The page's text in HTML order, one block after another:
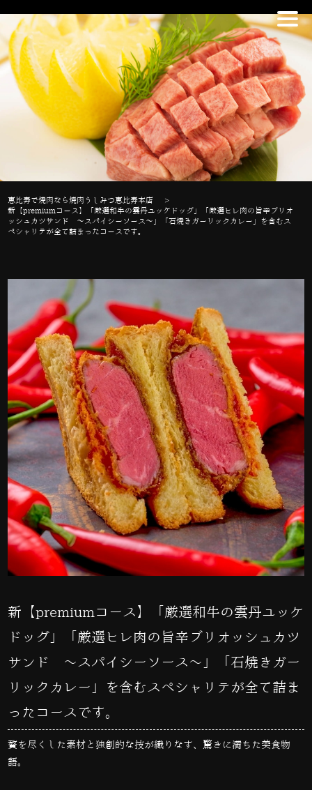
恵比寿で焼肉なら焼肉うしみつ恵比寿本店
>
新【premiumコース】「厳選和牛の雲丹ユッケドッグ」「厳選ヒレ肉の旨辛ブリオ
ッシュカツサンド ～スパイシーソース～」「石焼きガーリックカレー」を含むス
ペシャリテが全て詰まったコースです。
新【premiumコース】「厳選和牛の雲丹ユッケ
ドッグ」「厳選ヒレ肉の旨辛ブリオッシュカツ
サンド ～スパイシーソース～」「石焼きガー
リックカレー」を含むスペシャリテが全て詰ま
ったコースです。
贅を尽くした素材と独創的な技が織りなす、驚きに満ちた美食物
語。